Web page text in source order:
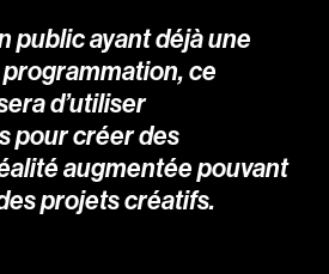
public ayant déjà une
ce
d’utiliser
pour créer des
augmentée pouvant
projets créatifs.